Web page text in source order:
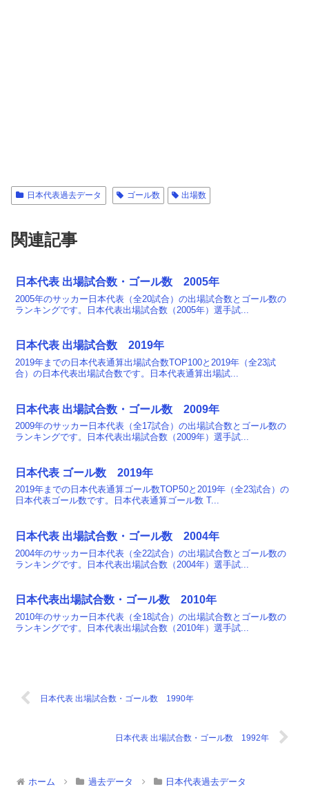
日本代表過去データ ゴール数 出場数
関連記事
日本代表 出場試合数・ゴール数 2005年
2005年のサッカー日本代表（全20試合）の出場試合数とゴール数の
ランキングです。日本代表出場試合数（2005年）選手試...
日本代表 出場試合数 2019年
2019年までの日本代表通算出場試合数TOP100と2019年（全23試
合）の日本代表出場試合数です。日本代表通算出場試...
日本代表 出場試合数・ゴール数 2009年
2009年のサッカー日本代表（全17試合）の出場試合数とゴール数の
ランキングです。日本代表出場試合数（2009年）選手試...
日本代表 ゴール数 2019年
2019年までの日本代表通算ゴール数TOP50と2019年（全23試合）の
日本代表ゴール数です。日本代表通算ゴール数 T...
日本代表 出場試合数・ゴール数 2004年
2004年のサッカー日本代表（全22試合）の出場試合数とゴール数の
ランキングです。日本代表出場試合数（2004年）選手試...
日本代表出場試合数・ゴール数 2010年
2010年のサッカー日本代表（全18試合）の出場試合数とゴール数の
ランキングです。日本代表出場試合数（2010年）選手試...
日本代表 出場試合数・ゴール数 1990年
日本代表 出場試合数・ゴール数 1992年
ホーム 過去データ 日本代表過去データ